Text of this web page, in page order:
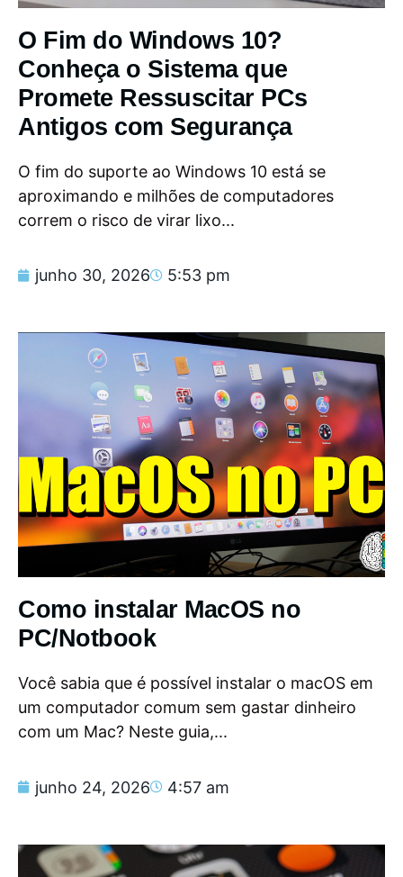
O Fim do Windows 10?
Conheça o Sistema que
Promete Ressuscitar PCs
Antigos com Segurança
O fim do suporte ao Windows 10 está se
aproximando e milhões de computadores
correm o risco de virar lixo...
junho 30, 2026 5:53 pm
Como instalar MacOS no
PC/Notbook
Você sabia que é possível instalar o macOS em
um computador comum sem gastar dinheiro
com um Mac? Neste guia,...
junho 24, 2026 4:57 am